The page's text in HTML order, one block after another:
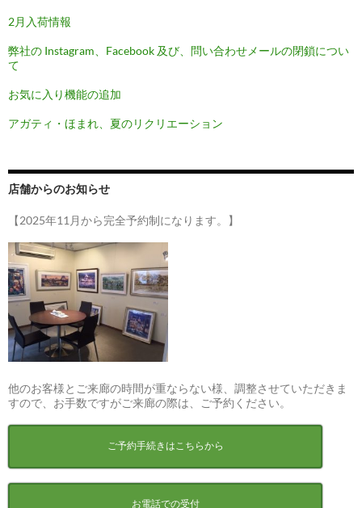
ン
2月入荷情報
弊社の Instagram、Facebook 及び、問い合わせメールの閉鎖につい
て
お気に入り機能の追加
アガティ・ほまれ、夏のリクリエーション
店舗からのお知らせ
【2025年11月から完全予約制になります。】
他のお客様とご来廊の時間が重ならない様、調整させていただきま
すので、お手数ですがご来廊の際は、ご予約ください。
ご予約手続きはこちらから
お電話での受付